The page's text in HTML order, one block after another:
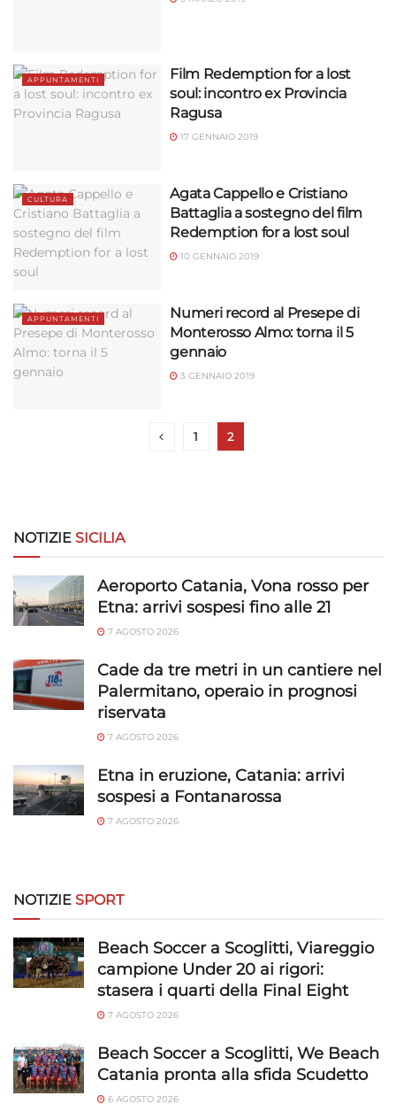
APPUNTAMENTI
Film Redemption for a lost
soul: incontro ex Provincia
Ragusa
17 GENNAIO 2019
CULTURA
Agata Cappello e Cristiano
Battaglia a sostegno del film
Redemption for a lost soul
10 GENNAIO 2019
APPUNTAMENTI
Numeri record al Presepe di
Monterosso Almo: torna il 5
gennaio
3 GENNAIO 2019
1 2
NOTIZIE SICILIA
Aeroporto Catania, Vona rosso per
Etna: arrivi sospesi fino alle 21
7 AGOSTO 2026
Cade da tre metri in un cantiere nel
Palermitano, operaio in prognosi
riservata
7 AGOSTO 2026
Etna in eruzione, Catania: arrivi
sospesi a Fontanarossa
7 AGOSTO 2026
NOTIZIE SPORT
Beach Soccer a Scoglitti, Viareggio
campione Under 20 ai rigori:
stasera i quarti della Final Eight
7 AGOSTO 2026
Beach Soccer a Scoglitti, We Beach
Catania pronta alla sfida Scudetto
6 AGOSTO 2026